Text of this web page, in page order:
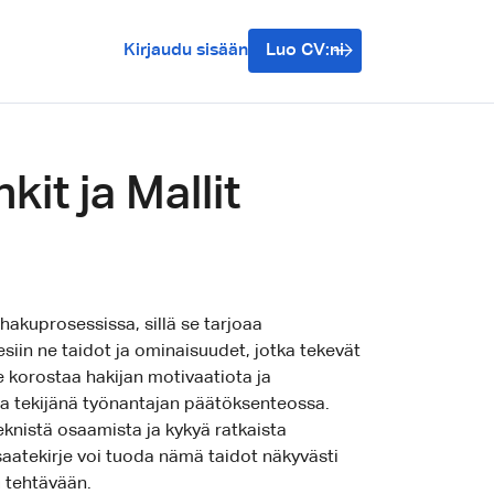
Kirjaudu sisään Luo CV:ni
ja Mallit
sillä se tarjoaa
ne taidot ja ominaisuudet, jotka tekevät
korostaa hakijan motivaatiota ja
tekijänä työnantajan päätöksenteossa.
osaamista ja kykyä ratkaista
voi tuoda nämä taidot näkyvästi
tehtävään.